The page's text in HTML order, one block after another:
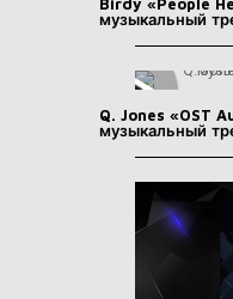
музыкальный
Q. Jones «OST
музыкальный